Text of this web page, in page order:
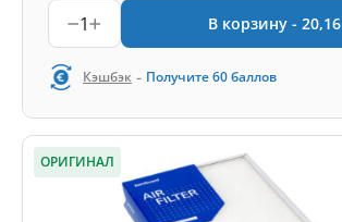
1 В корзину - 20,16
Кэшбэк - Получите60баллов
ОРИГИНАЛ